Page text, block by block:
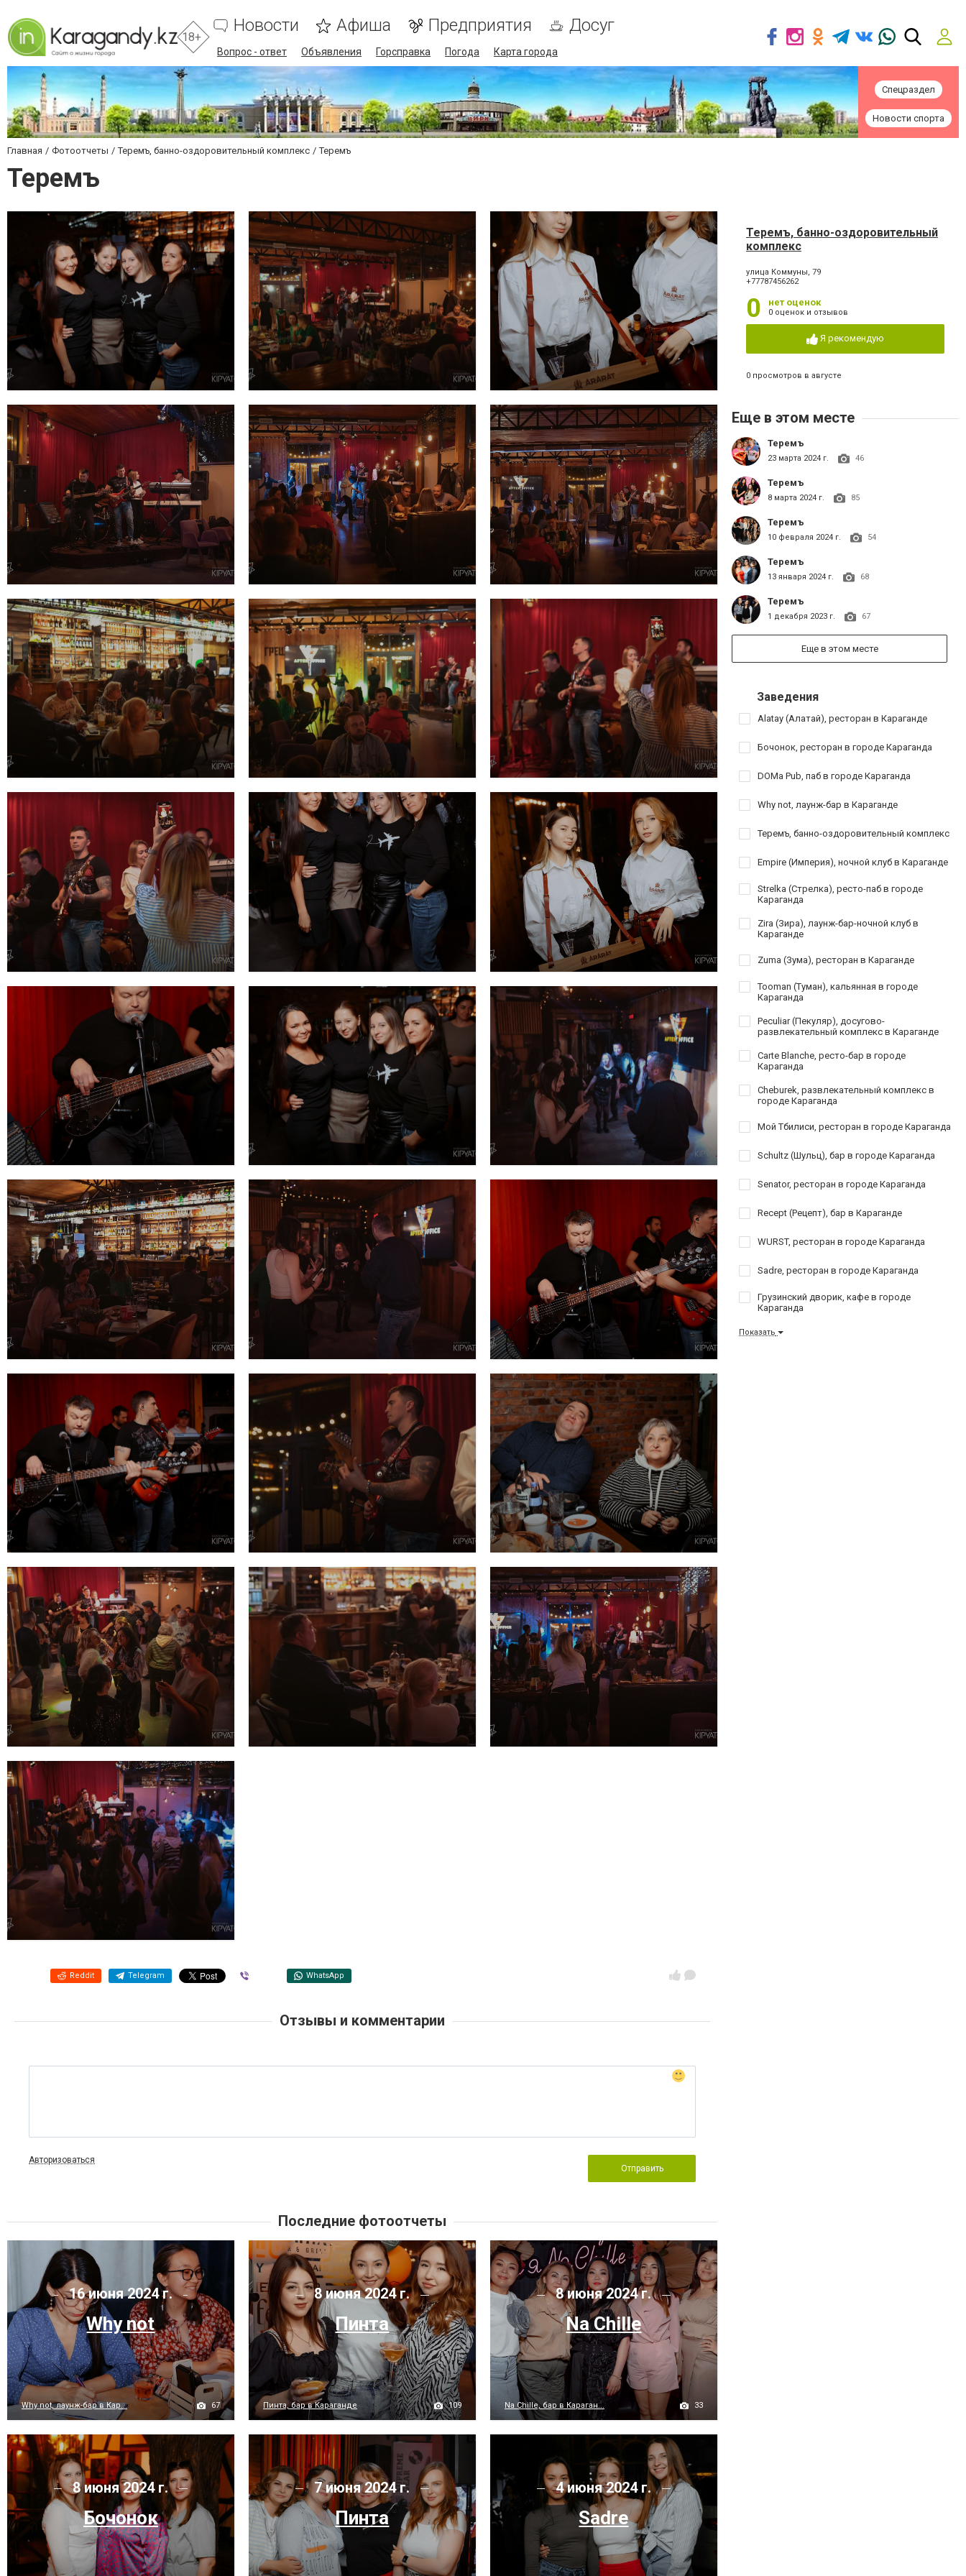
18+
Новости Афиша Предприятия Досуг
Вопрос - ответ Объявления Горсправка Погода Карта города
Спецраздел
Новости спорта
Главная Фотоотчеты Теремъ, банно-оздоровительный комплекс Теремъ
Теремъ
Reddit Telegram WhatsApp
Отзывы и комментарии
Авторизоваться
Отправить
Теремъ, банно-оздоровительный
комплекс
улица Коммуны, 79
+77787456262
0 нет оценок
0 оценок и отзывов
Я рекомендую
0 просмотров в августе
Еще в этом месте
Теремъ
23 марта 2024 г. 46
Теремъ
8 марта 2024 г. 85
Теремъ
10 февраля 2024 г. 54
Теремъ
13 января 2024 г. 68
Теремъ
1 декабря 2023 г. 67
Еще в этом месте
Заведения
Alatay (Алатай), ресторан в Караганде
Бочонок, ресторан в городе Караганда
DOMa Pub, паб в городе Караганда
Why not, лаунж-бар в Караганде
Теремъ, банно-оздоровительный комплекс
Empire (Империя), ночной клуб в Караганде
Strelka (Стрелка), ресто-паб в городе
Караганда
Zira (Зира), лаунж-бар-ночной клуб в
Караганде
Zuma (Зума), ресторан в Караганде
Tooman (Туман), кальянная в городе
Караганда
Peculiar (Пекуляр), досугово-
развлекательный комплекс в Караганде
Carte Blanche, ресто-бар в городе
Караганда
Cheburek, развлекательный комплекс в
городе Караганда
Мой Тбилиси, ресторан в городе Караганда
Schultz (Шульц), бар в городе Караганда
Senator, ресторан в городе Караганда
Recept (Рецепт), бар в Караганде
WURST, ресторан в городе Караганда
Sadre, ресторан в городе Караганда
Грузинский дворик, кафе в городе
Караганда
Показать
Последние фотоотчеты
16 июня 2024 г.
Why not
Why not, лаунж-бар в Кар... 67
8 июня 2024 г.
Пинта
Пинта, бар в Караганде 109
8 июня 2024 г.
Na Chille
Na Chille, бар в Караган... 33
8 июня 2024 г.
Бочонок
7 июня 2024 г.
Пинта
4 июня 2024 г.
Sadre